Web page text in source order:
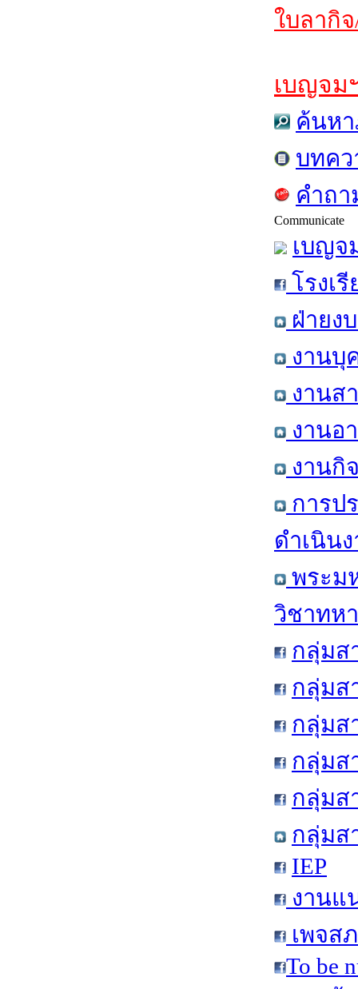
ใบลากิ
เบญจม
ค้นหา
บทคว
คำถ
Communicate
เบญจ
โรงเ
ฝ่ายง
งานบุ
งานส
งานอ
งานกิ
การป
ดำเนิน
พระม
วิชาทห
กลุ่มส
กลุ่มส
กลุ่มส
กลุ่มส
กลุ่มส
กลุ่มส
IEP
งานแ
เพจส
To be